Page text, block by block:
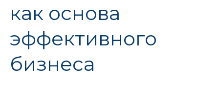
как основа
эффективного
бизнеса